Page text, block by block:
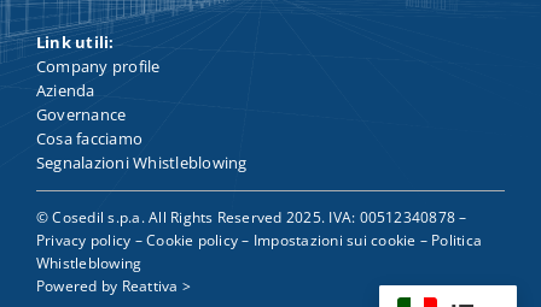
Link utili:
Company profile
Azienda
Governance
Cosa facciamo
Segnalazioni Whistleblowing
© Cosedil s.p.a. All Rights Reserved 2025. IVA: 00512340878 –
Privacy policy –Cookie policy– Impostazioni sui cookie – Politica
Whistleblowing
Powered by Reattiva >